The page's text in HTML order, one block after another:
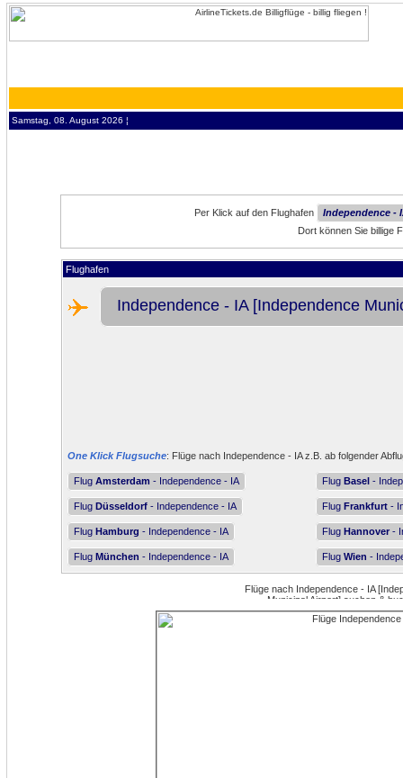
Samstag, 08. August 2026 ¦
Per Klick auf den Flughafen
Independence -
Dort können Sie billige
Flughafen
Independence - IA [Independence
One Klick Flugsuche: Flüge nach Independence - IA z.B. ab folgender
Flug Amsterdam - Independence - IA Flug Basel -
Flug Düsseldorf - Independence - IA Flug Frankfurt -
Flug Hamburg - Independence - IA Flug Hannover -
Flug München - Independence - IA Flug Wien -